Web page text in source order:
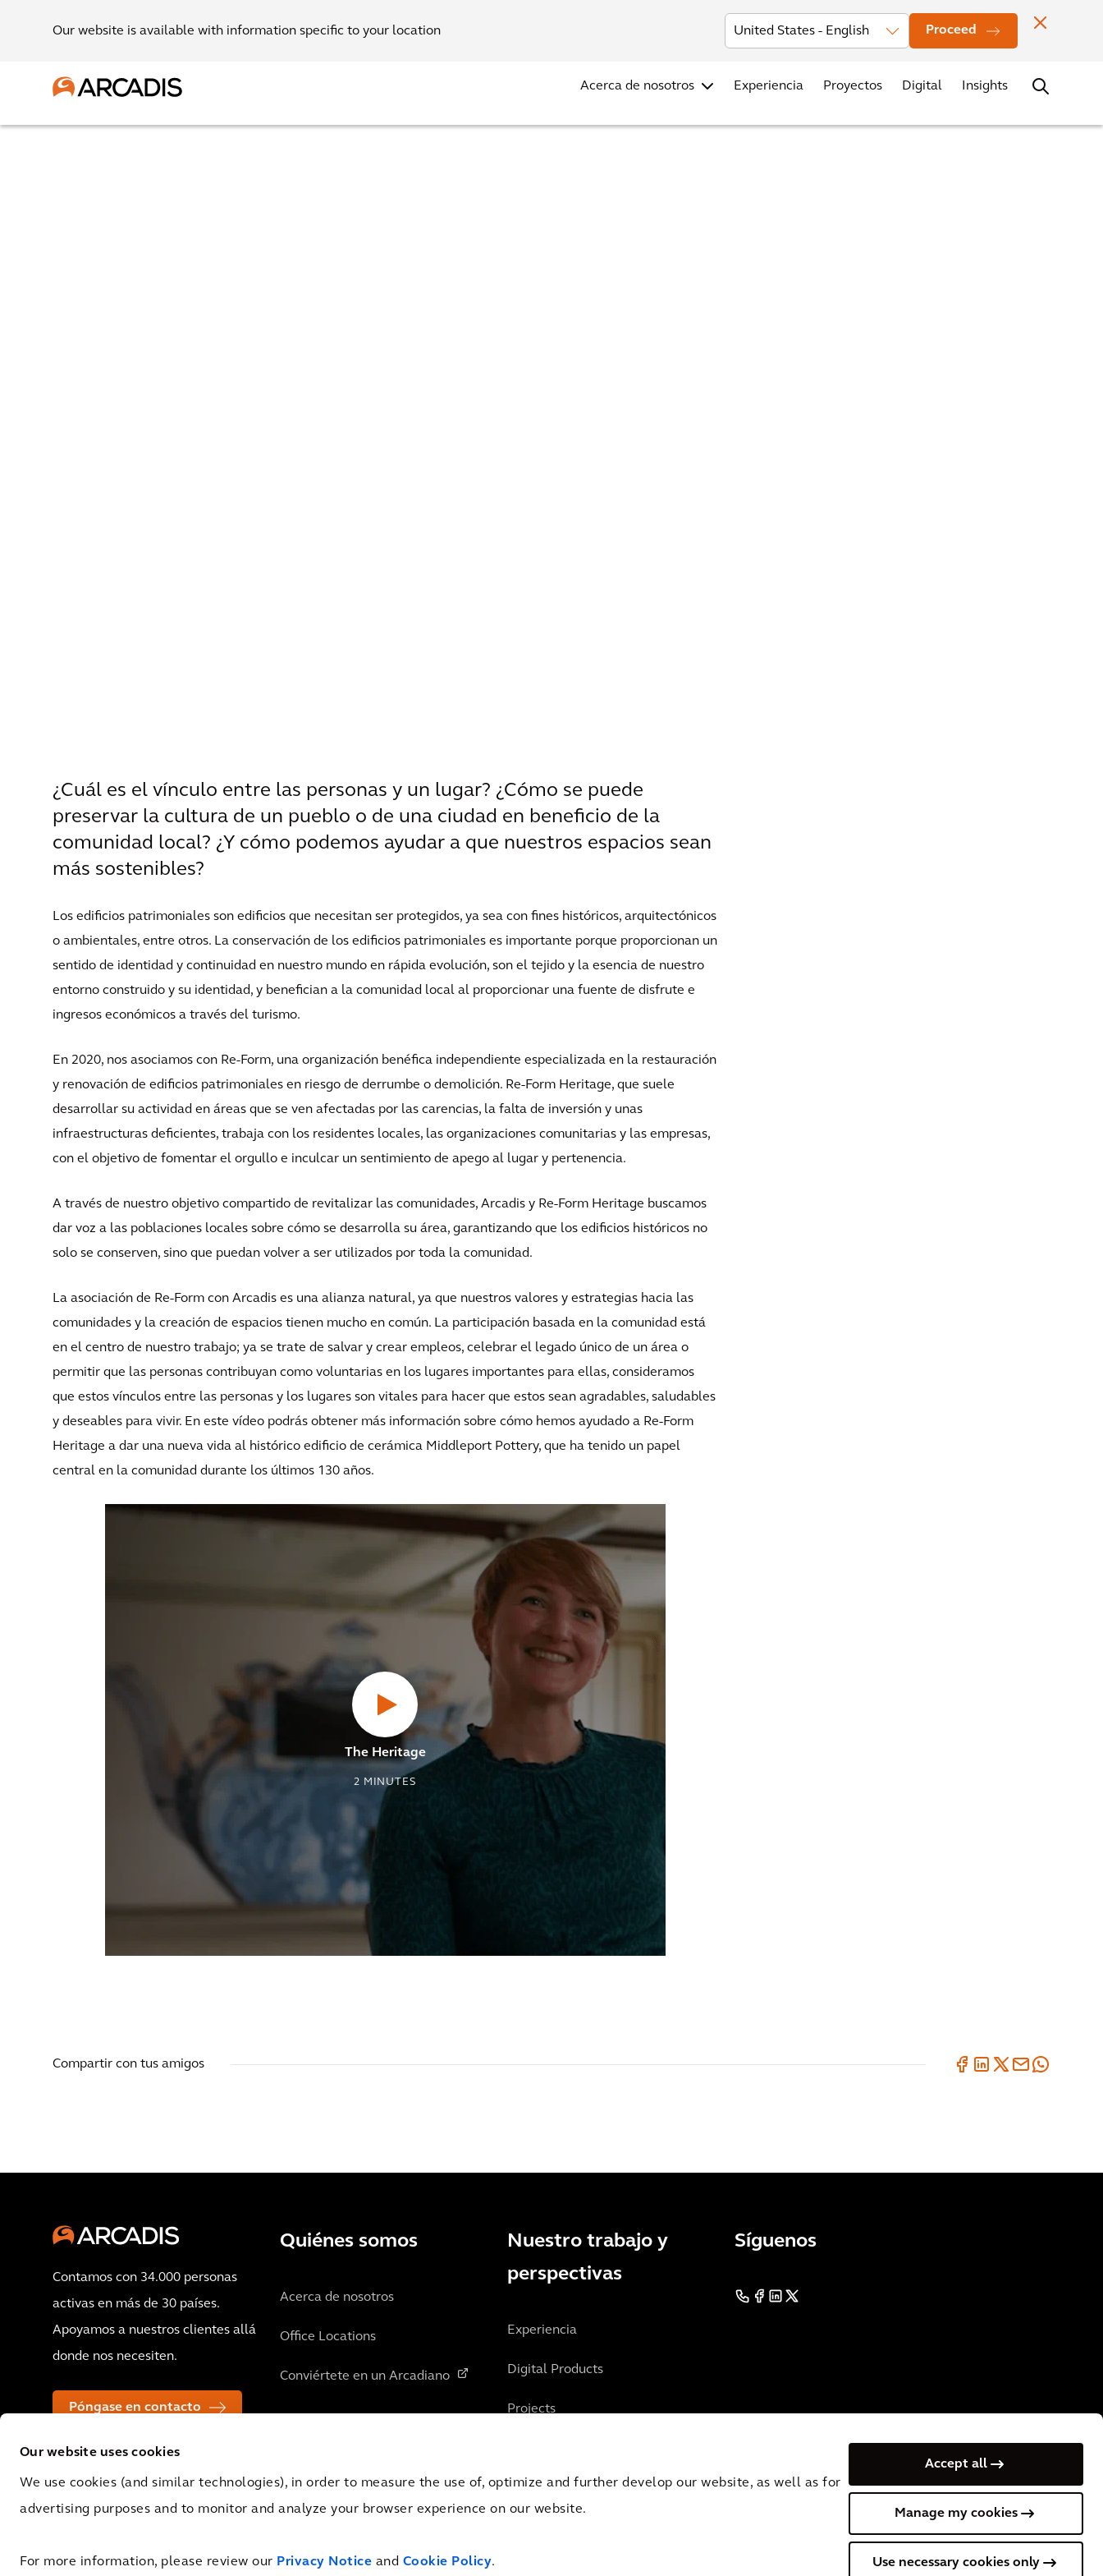
Our website uses cookies
We use cookies (and similar technologies), in order to measure the use of, optimize and further develop our website, as well as for
advertising purposes and to monitor and analyze your browser experience on our website.
For more information, please review our Privacy Notice and Cookie Policy.
Accept all
Manage my cookies
Use necessary cookies only
Our website is available with information specific to your location Proceed
Investors Noticias Oficinas Trabaja con nosotros
Acerca de nosotros Experiencia Proyectos Digital Insights
¿Cuál es el vínculo entre las personas y un lugar? ¿Cómo se puede
preservar la cultura de un pueblo o de una ciudad en beneficio de la
comunidad local? ¿Y cómo podemos ayudar a que nuestros espacios sean
más sostenibles?
Los edificios patrimoniales son edificios que necesitan ser protegidos, ya sea con fines históricos, arquitectónicos
o ambientales, entre otros. La conservación de los edificios patrimoniales es importante porque proporcionan un
sentido de identidad y continuidad en nuestro mundo en rápida evolución, son el tejido y la esencia de nuestro
entorno construido y su identidad, y benefician a la comunidad local al proporcionar una fuente de disfrute e
ingresos económicos a través del turismo.
En 2020, nos asociamos con Re-Form, una organización benéfica independiente especializada en la restauración
y renovación de edificios patrimoniales en riesgo de derrumbe o demolición. Re-Form Heritage, que suele
desarrollar su actividad en áreas que se ven afectadas por las carencias, la falta de inversión y unas
infraestructuras deficientes, trabaja con los residentes locales, las organizaciones comunitarias y las empresas,
con el objetivo de fomentar el orgullo e inculcar un sentimiento de apego al lugar y pertenencia.
A través de nuestro objetivo compartido de revitalizar las comunidades, Arcadis y Re-Form Heritage buscamos
dar voz a las poblaciones locales sobre cómo se desarrolla su área, garantizando que los edificios históricos no
solo se conserven, sino que puedan volver a ser utilizados por toda la comunidad.
La asociación de Re-Form con Arcadis es una alianza natural, ya que nuestros valores y estrategias hacia las
comunidades y la creación de espacios tienen mucho en común. La participación basada en la comunidad está
en el centro de nuestro trabajo; ya se trate de salvar y crear empleos, celebrar el legado único de un área o
permitir que las personas contribuyan como voluntarias en los lugares importantes para ellas, consideramos
que estos vínculos entre las personas y los lugares son vitales para hacer que estos sean agradables, saludables
y deseables para vivir. En este vídeo podrás obtener más información sobre cómo hemos ayudado a Re-Form
Heritage a dar una nueva vida al histórico edificio de cerámica Middleport Pottery, que ha tenido un papel
central en la comunidad durante los últimos 130 años.
The Heritage
2 MINUTES
Compartir con tus amigos
Contamos con 34.000 personas
activas en más de 30 países.
Apoyamos a nuestros clientes allá
donde nos necesiten.
Póngase en contacto
Quiénes somos
Acerca de nosotros
Office Locations
Conviértete en un Arcadiano
Nuestro trabajo y
perspectivas
Experiencia
Digital Products
Projects
Síguenos
0062.92.227.B.01
CookiesTerms of UsePrivacy